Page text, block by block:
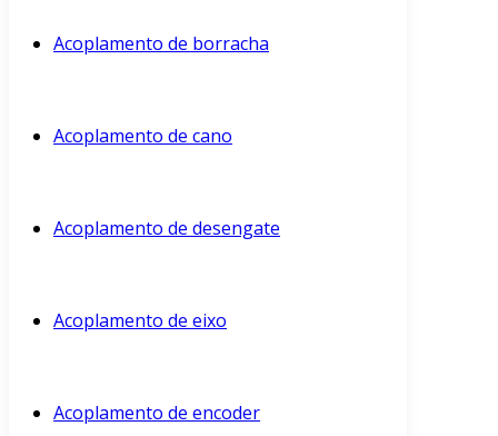
Acoplamento de borracha
Acoplamento de cano
Acoplamento de desengate
Acoplamento de eixo
Acoplamento de encoder